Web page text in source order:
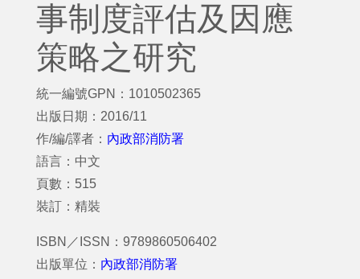
事制度評估及因應
策略之研究
統一編號GPN：1010502365
出版日期：2016/11
作/編/譯者： 內政部消防署
語言：中文
頁數：515
裝訂：精裝
ISBN／ISSN：9789860506402
出版單位： 內政部消防署